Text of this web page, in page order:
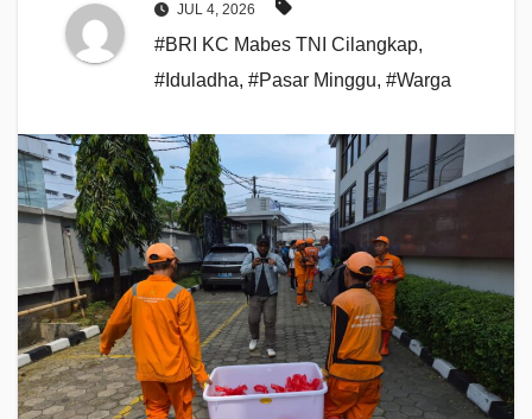
JUL 4, 2026
#BRI KC Mabes TNI Cilangkap,
#Iduladha, #Pasar Minggu, #Warga